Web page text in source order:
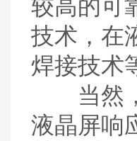
较高的可
技术，在
焊接技术
当然，
液晶屏响